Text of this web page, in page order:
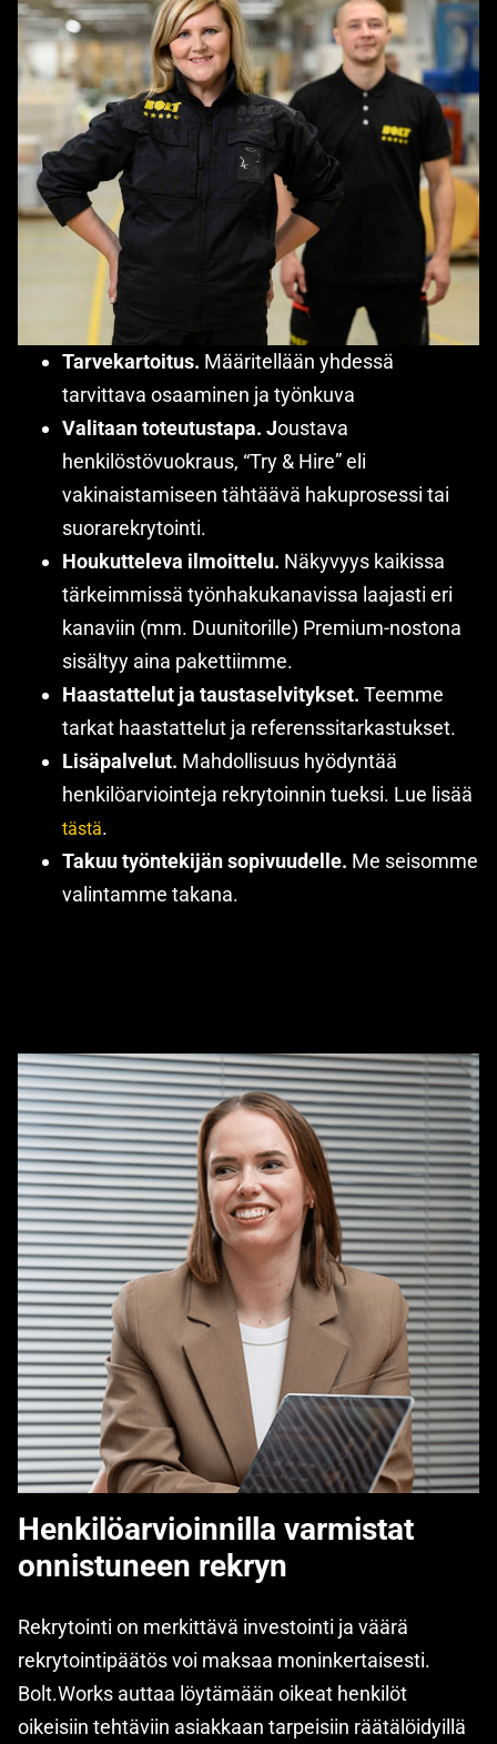
Tarvekartoitus. Määritellään yhdessä
tarvittava osaaminen ja työnkuva
Valitaan toteutustapa. Joustava
henkilöstövuokraus, “Try & Hire” eli
vakinaistamiseen tähtäävä hakuprosessi tai
suorarekrytointi.
Houkutteleva ilmoittelu. Näkyvyys kaikissa
tärkeimmissä työnhakukanavissa laajasti eri
kanaviin (mm. Duunitorille) Premium-nostona
sisältyy aina pakettiimme.
Haastattelut ja taustaselvitykset. Teemme
tarkat haastattelut ja referenssitarkastukset.
Lisäpalvelut. Mahdollisuus hyödyntää
henkilöarviointeja rekrytoinnin tueksi. Lue lisää
tästä.
Takuu työntekijän sopivuudelle. Me seisomme
valintamme takana.
Henkilöarvioinnilla varmistat
onnistuneen rekryn
Rekrytointi on merkittävä investointi ja väärä
rekrytointipäätös voi maksaa moninkertaisesti.
Bolt.Works auttaa löytämään oikeat henkilöt
oikeisiin tehtäviin asiakkaan tarpeisiin räätälöidyillä